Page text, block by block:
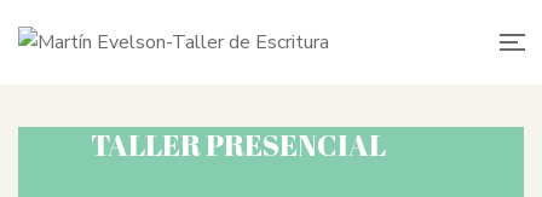
TALLER PRESENCIAL